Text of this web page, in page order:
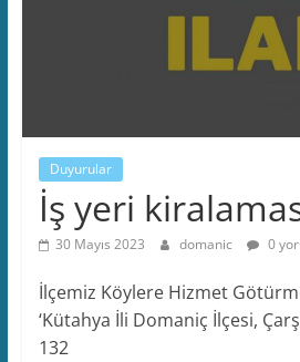
Duyurular
İş yeri
30 Mayıs 2023 domanic 0
İlçemiz Köylere Hizmet
‘Kütahya İli Domaniç İlçesi,
132